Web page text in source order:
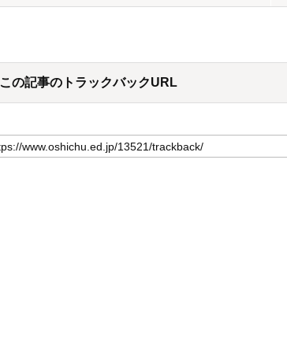
この記事のトラックバックURL